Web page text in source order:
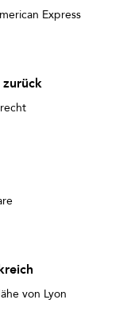
Express
von Lyon